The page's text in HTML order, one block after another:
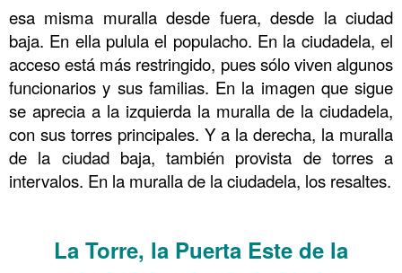
esa misma muralla desde fuera, desde la ciudad
baja. En ella pulula el populacho. En la ciudadela, el
acceso está más restringido, pues sólo viven algunos
funcionarios y sus familias. En la imagen que sigue
se aprecia a la izquierda la muralla de la ciudadela,
con sus torres principales. Y a la derecha, la muralla
de la ciudad baja, también provista de torres a
intervalos. En la muralla de la ciudadela, los resaltes.
La Torre, la Puerta Este de la